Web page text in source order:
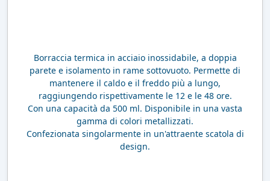
Borraccia termica in acciaio inossidabile, a doppia
parete e isolamento in rame sottovuoto. Permette di
mantenere il caldo e il freddo più a lungo,
raggiungendo rispettivamente le 12 e le 48 ore.
Con una capacità da 500 ml. Disponibile in una vasta
gamma di colori metallizzati.
Confezionata singolarmente in un'attraente scatola di
design.